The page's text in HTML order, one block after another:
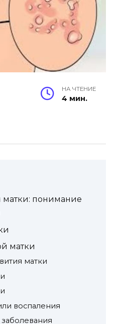
НА ЧТЕНИЕ
4 мин.
понимание
матки
матки
воспаления